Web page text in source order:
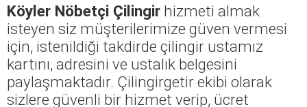
Köyler Nöbetçi Çilingir hizmeti almak
isteyen siz müşterilerimize güven vermesi
için, istenildiği takdirde çilingir ustamız
kartını, adresini ve ustalık belgesini
paylaşmaktadır. Çilingirgetir ekibi olarak
sizlere güvenli bir hizmet verip, ücret